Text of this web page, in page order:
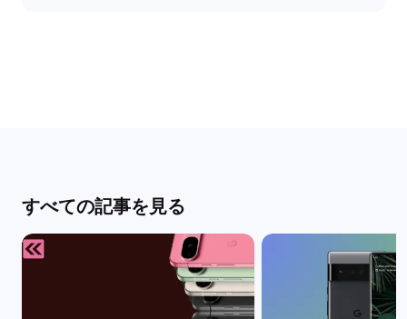
すべての記事を見る